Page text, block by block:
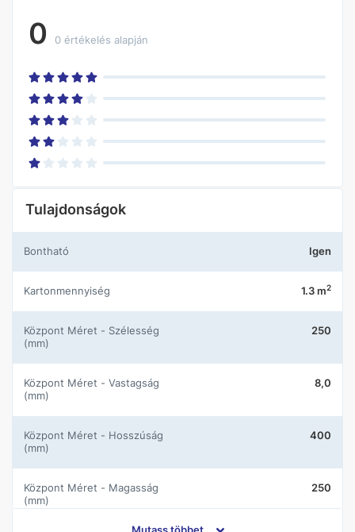
0 0 értékelés alapján
Tulajdonságok
Bontható Igen
Kartonmennyiség 1.3 m2
központ Méret - Szélesség
(mm)
250
központ Méret - Vastagság
(mm)
8,0
központ Méret - Hosszúság
(mm)
400
központ Méret - Magasság
(mm)
250